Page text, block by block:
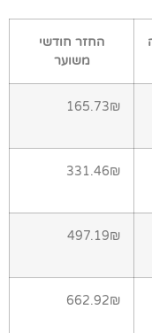
החזר חודשי
משוער
165.73₪
331.46₪
497.19₪
662.92₪